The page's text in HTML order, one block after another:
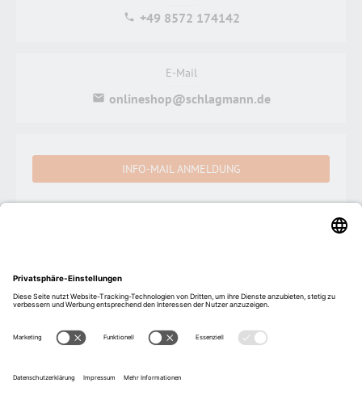
+49 8572 174142
E-Mail
onlineshop@schlagmann.de
INFO-MAIL ANMELDUNG
Ziegeleistraße 1, 84367 Zeilarn, Deutschland